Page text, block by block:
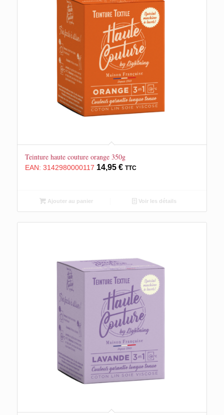
Teinture haute couture orange 350g
EAN: 3142980000117 14,95 € TTC
Ajouter au panier Voir les détails